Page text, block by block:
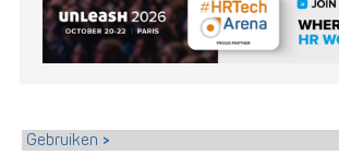
Gebruiken